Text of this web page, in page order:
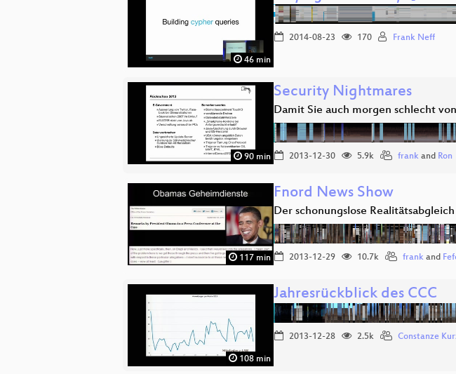
46 min
2014-08-23 170 Frank Neff
90 min
Security Nightmares
Damit Sie auch morgen schlecht
2013-12-30 5.9k frank and Ron
117 min
Fnord News Show
Der schonungslose
2013-12-29 10.7k frank and
108 min
Jahresrückblick des CCC
2013-12-28 2.5k Constanze